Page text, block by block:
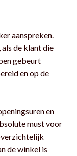
aanspreken.
de klant die
gebeurt
en op de
en
must voor
de winkel is